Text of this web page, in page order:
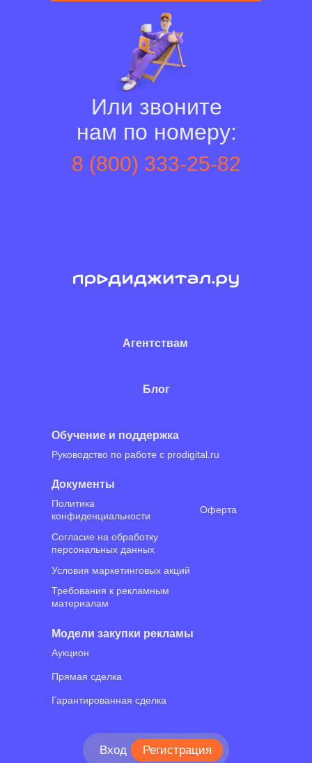
⠀⠀Вход Регистрация
Или звоните
нам по номеру:
8 (800) 333-25-82
Обучение и поддержка
Руководство по работе с prodigital.ru
Модели закупки рекламы
Аукцион
Прямая сделка
Гарантированная сделка
Документы
Политика
конфиденциальности
Оферта
Согласие на обработку
персональных данных
Требования к рекламным
материалам
Агентствам
Блог
Условия маркетинговых акций